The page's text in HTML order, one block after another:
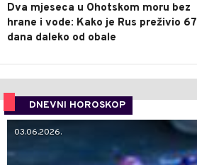
Dva mjeseca u Ohotskom moru bez
hrane i vode: Kako je Rus preživio 67
dana daleko od obale
DNEVNI HOROSKOP
03.06.2026.